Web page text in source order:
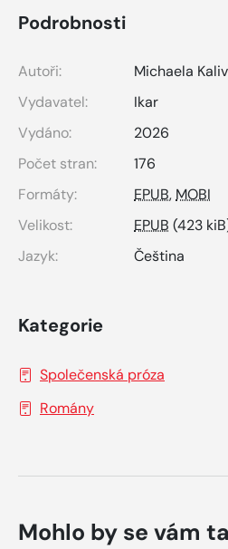
Podrobnosti
Autoři:
Michaela
Vydavatel:
Ikar
Vydáno:
2026
Počet stran:
176
Formáty:
EPUB,MOBI
Velikost:
EPUB (423
Jazyk:
Čeština
Kategorie
Společenská próza
Romány
Mohlo by se vám